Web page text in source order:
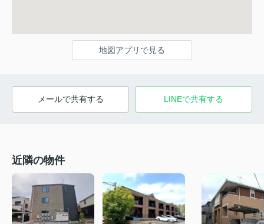
地図アプリで見る
メールで共有する LINEで共有する
近隣の物件